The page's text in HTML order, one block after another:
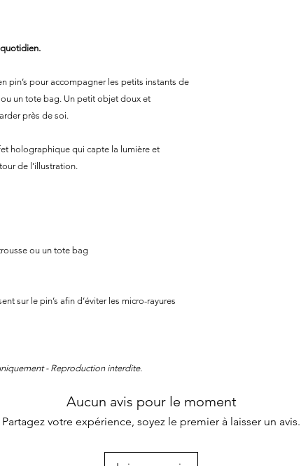
pin’s pour accompagner les petits instants de
ou un tote bag. Un petit objet doux et
près de soi.
holographique qui capte la lumière et
de l’illustration.
ou un tote bag
sur le pin’s afin d’éviter les micro-rayures
- Reproduction interdite.
Aucun avis pour le moment
Partagez votre expérience, soyez le premier à laisser un avis.